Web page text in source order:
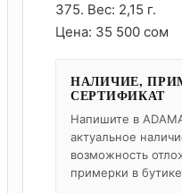
375. Вес: 2,15 г.
Цена: 35 500 сом
НАЛИЧИЕ,
СЕРТИФИКАТ
Напишите в
актуальное
возможность
примерки в